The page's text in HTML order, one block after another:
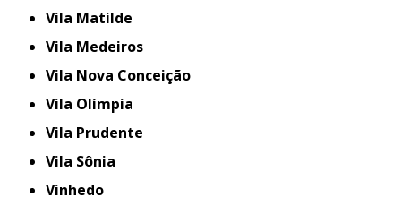
Vila Matilde
Vila Medeiros
Vila Nova Conceição
Vila Olímpia
Vila Prudente
Vila Sônia
Vinhedo